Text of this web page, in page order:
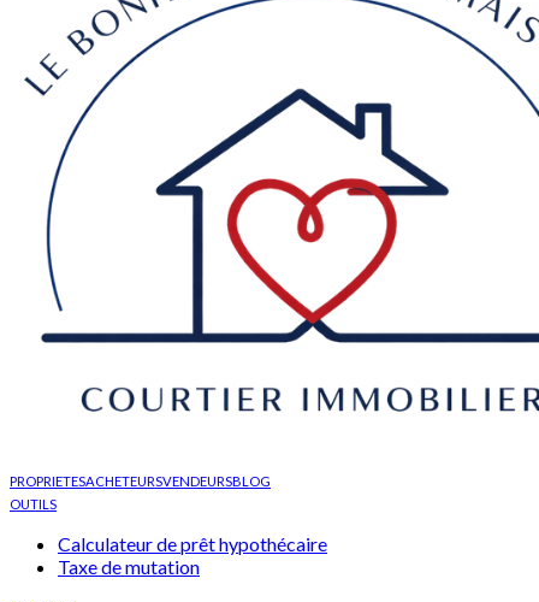
PROPRIETESACHETEURSVENDEURSBLOG
OUTILS
Calculateur de prêt hypothécaire
Taxe de mutation